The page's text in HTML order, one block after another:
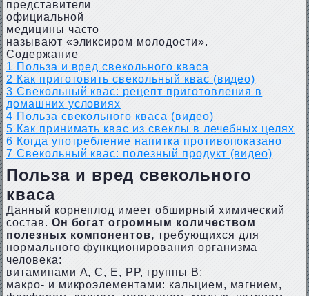
представители
официальной
медицины часто
называют «эликсиром молодости».
Содержание
1 Польза и вред свекольного кваса
2 Как приготовить свекольный квас (видео)
3 Свекольный квас: рецепт приготовления в
домашних условиях
4 Польза свекольного кваса (видео)
5 Как принимать квас из свеклы в лечебных целях
6 Когда употребление напитка противопоказано
7 Свекольный квас: полезный продукт (видео)
Польза и вред свекольного
кваса
Данный корнеплод имеет обширный химический
состав. Он богат огромным количеством
полезных компонентов, требующихся для
нормального функционирования организма
человека:
витаминами А, С, Е, РР, группы В;
макро- и микроэлементами: кальцием, магнием,